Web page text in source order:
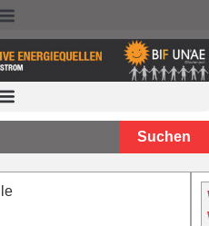
Suchen